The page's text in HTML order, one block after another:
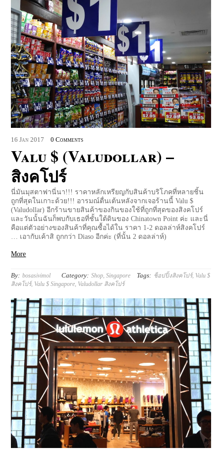
16 Jan 2017 0 Comments
Valu $ (Valudollar) –
สิงคโปร์
นี่มันมุสตาฟานี่นา!!! ราคาหลักเหรียญกับสินค้าบริโภคที่หลายชิ้น
ถูกที่สุดในเกาะด้วย!!! อารมณ์ตื่นเต้นหลังจากเจอร้านนี้ Valu $
(Valudollar) อีกร้านขายสินค้าของกินของใช้ที่ถูกที่สุดของสิงคโปร์
และวันนั้นฉันก็พบกับเธอที่ชั้นใต้ดินของ Chinatown Point ค่ะ และนี่
คือแต่ตัวอย่างของสินค้าที่คุณซื้อได้ใน ราคา 1-2 ดอลล่าห์สิงคโปร์
… เอากับเค้าสิ ถูกกว่า Diaso อีกค่ะ (ที่นั้น 2 ดอลล่าห์)
More
By: bosasivimol Category: Shop,Singapore Tags: ช็อปปิ้งสิงคโปร์, Valu $
สิงคโปร์, Valu $ Singapore, Valudollar สิงคโปร์